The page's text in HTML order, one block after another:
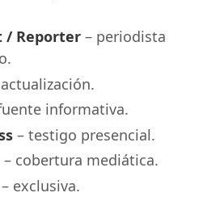
/ Reporter – periodista
informativa.
– testigo presencial.
– cobertura mediática.
– exclusiva.